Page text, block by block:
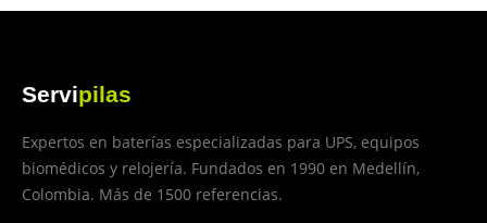
Servipilas
Expertos en baterías especializadas para UPS, equipos
biomédicos y relojería. Fundados en 1990 en Medellín,
Colombia. Más de 1500 referencias.